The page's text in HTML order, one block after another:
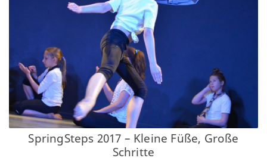
SpringSteps 2017 – Kleine Füße, Große
Schritte